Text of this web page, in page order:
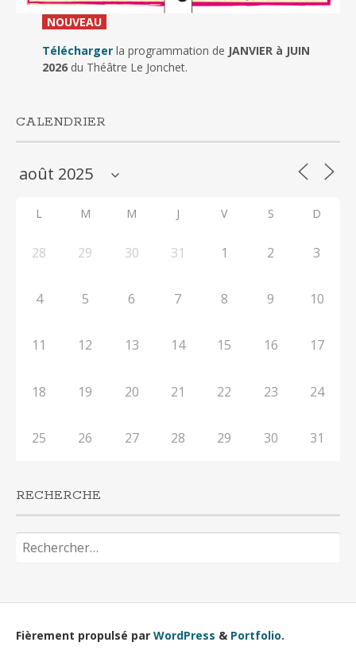
NOUVEAU_
Télécharger la programmation de JANVIER à JUIN
2026du Théâtre Le Jonchet.
CALENDRIER
L M M J V S D
28 29 30 31 1 2 3
4 5 6 7 8 9 10
11 12 13 14 15 16 17
18 19 20 21 22 23 24
25 26 27 28 29 30 31
RECHERCHE
Rechercher :
Fièrement propulsé par WordPress & Portfolio.